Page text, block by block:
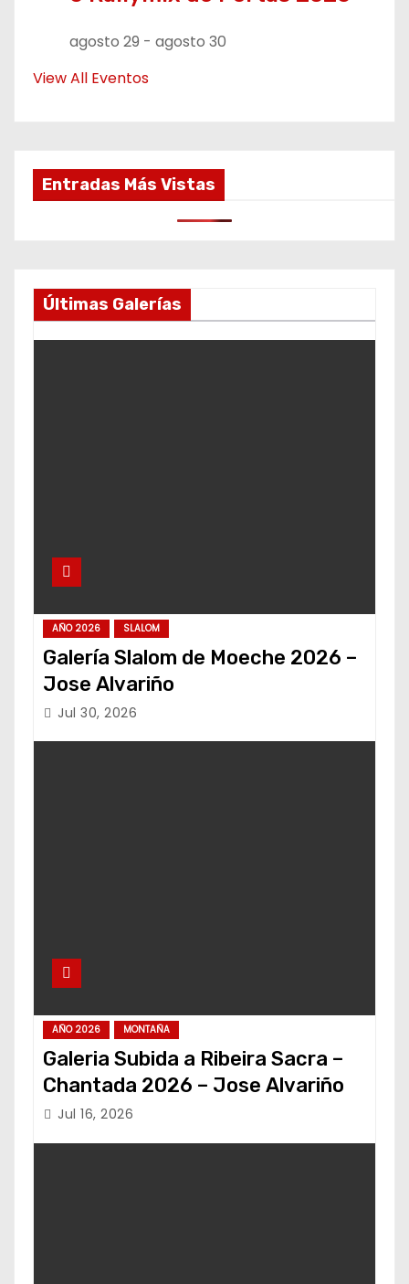
agosto 29 - agosto 30
View All Eventos
Entradas Más Vistas
Últimas Galerías
AÑO 2026 SLALOM
Galería Slalom de Moeche 2026 –
Jose Alvariño
Jul 30, 2026
AÑO 2026 MONTAÑA
Galeria Subida a Ribeira Sacra –
Chantada 2026 – Jose Alvariño
Jul 16, 2026